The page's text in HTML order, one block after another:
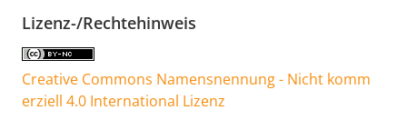
Lizenz-/Rechtehinweis
Creative Commons Namensnennung - Nicht komm
erziell 4.0 International Lizenz